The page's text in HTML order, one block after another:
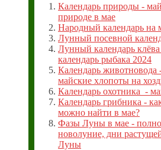
Календарь природы -
природе в мае
Народный календарь на
Лунный посевной
Лунный календарь
календарь рыбака 2024
Календарь животновода
майские хлопоты на
Календарь охотника -
Календарь грибника -
можно найти в мае?
Фазы Луны в мае -
новолуние, дни
Луны